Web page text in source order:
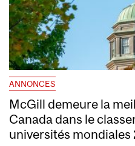
ANNONCES
McGill demeure la
Canada dans le
universités mondiales